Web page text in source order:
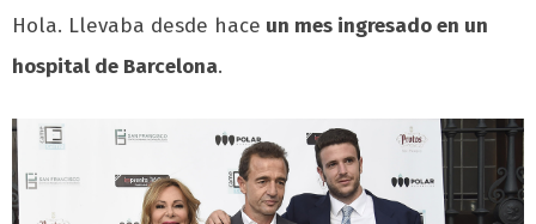
Hola. Llevaba desde hace un mes ingresado en un
hospital de Barcelona.